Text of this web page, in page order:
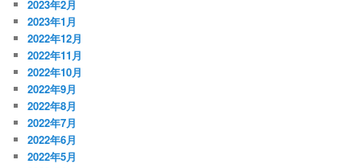
2023年2月
2023年1月
2022年12月
2022年11月
2022年10月
2022年9月
2022年8月
2022年7月
2022年6月
2022年5月